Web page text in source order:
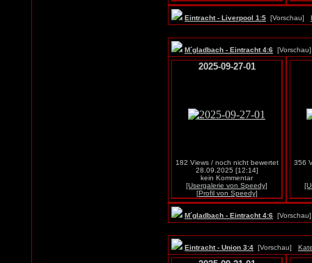
Eintracht - Liverpool 1:5 [Vorschau]
M´gladbach - Eintracht 4:6
2025-09-27-01
182 Views / noch nicht bewertet
28.09.2025 [12:14]
kein Kommentar
[Usergalerie von Speedy]
[Profil von Speedy]
356
M´gladbach - Eintracht 4:6
Eintracht - Union 3:4 [Vorschau]